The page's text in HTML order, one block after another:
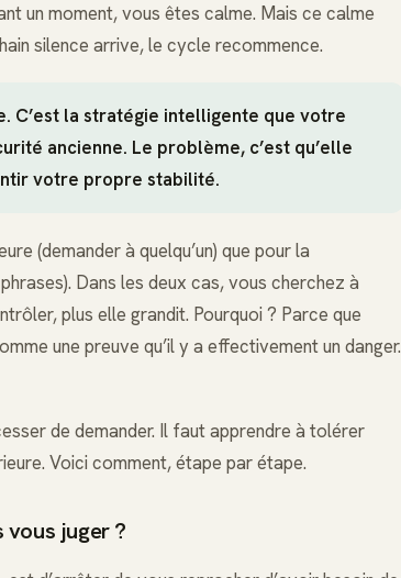
un moment, vous êtes calme. Mais ce calme
silence arrive, le cycle recommence.
C’est la stratégie intelligente que votre
ancienne. Le problème, c’est qu’elle
votre propre stabilité.
(demander à quelqu’un) que pour la
Dans les deux cas, vous cherchez à
plus elle grandit. Pourquoi ? Parce que
une preuve qu’il y a effectivement un danger.
de demander. Il faut apprendre à tolérer
Voici comment, étape par étape.
vous juger ?